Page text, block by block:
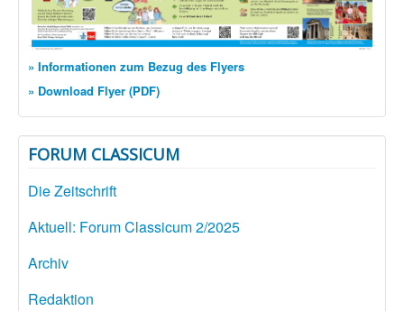
» Informationen zum Bezug des Flyers
» Download Flyer (PDF)
FORUM CLASSICUM
Die Zeitschrift
Aktuell: Forum Classicum 2/2025
Archiv
Redaktion